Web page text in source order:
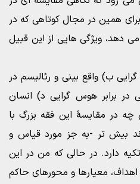
همین در مجال کوتاهی که در
دهد، ویژگی هایی از این قبیل
ب) واقع بینی و رئالیسم در
در برابر هوس گرایی د) انسان
چه در مقایسۀ این فقه بزرگ با
بیش تر -به جز مورد قیاس و
دارد. در حالی که من در این
معیارها و محورهای حاکم